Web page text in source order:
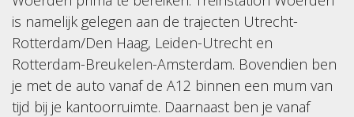
is namelijk gelegen aan de trajecten Utrecht-
Rotterdam/Den Haag, Leiden-Utrecht en
Rotterdam-Breukelen-Amsterdam. Bovendien ben
je met de auto vanaf de A12 binnen een mum van
tijd bij je kantoorruimte. Daarnaast ben je vanaf